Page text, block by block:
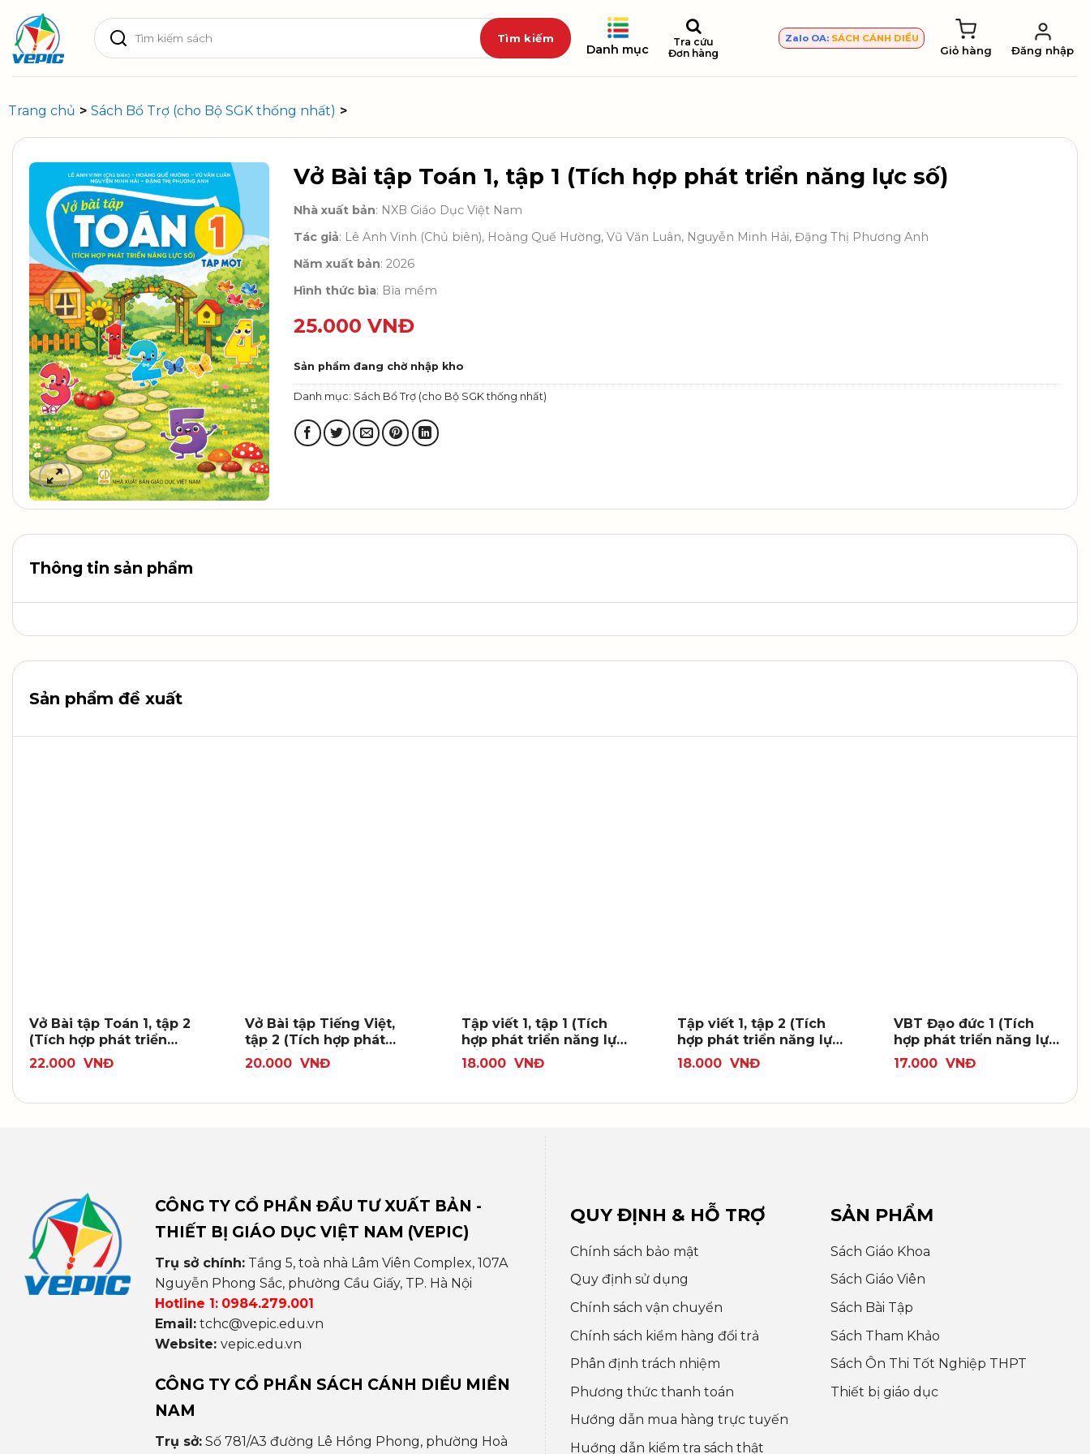
content
Tìm
kiếm:
Danh mục
Tra cứu
Đơn hàng
Zalo OA: SÁCH CÁNH DIỀU
Giỏ hàng Đăng nhập
Trang chủ > Sách Bổ Trợ (cho Bộ SGK thống nhất) >
Vở Bài tập Toán 1, tập 1 (Tích hợp phát triển năng lực số)
Nhà xuất bản: NXB Giáo Dục Việt Nam
Tác giả: Lê Anh Vinh (Chủ biên), Hoàng Quế Hường, Vũ Văn Luân, Nguyễn Minh Hải, Đặng Thị Phương Anh
Năm xuất bản: 2026
Hình thức bìa: Bìa mềm
25.000 VNĐ
Sản phẩm đang chờ nhập kho
Danh mục: Sách Bổ Trợ (cho Bộ SGK thống nhất)
Thông tin sản phẩm
Sản phẩm đề xuất
Vở Bài tập Toán 1, tập 2
(Tích hợp phát triển
năng lực số)
22.000 VNĐ
Vở Bài tập Tiếng Việt,
tập 2 (Tích hợp phát
triển năng lực số)
20.000 VNĐ
Tập viết 1, tập 1 (Tích
hợp phát triển năng lực
số)
18.000 VNĐ
Tập viết 1, tập 2 (Tích
hợp phát triển năng lực
số)
18.000 VNĐ
VBT Đạo đức 1 (Tích
hợp phát triển năng lực
số)
17.000 VNĐ
CÔNG TY CỔ PHẦN ĐẦU TƯ XUẤT BẢN -
THIẾT BỊ GIÁO DỤC VIỆT NAM (VEPIC)
Trụ sở chính:Tầng 5, toà nhà Lâm Viên Complex, 107A
Nguyễn Phong Sắc, phường Cầu Giấy, TP. Hà Nội
Hotline 1: 0984.279.001
Email: tchc@vepic.edu.vn
Website: vepic.edu.vn
CÔNG TY CỔ PHẦN SÁCH CÁNH DIỀU MIỀN
NAM
Trụ sở:Số 781/A3 đường Lê Hồng Phong, phường Hoà
QUY ĐỊNH & HỖ TRỢ
Chính sách bảo mật
Quy định sử dụng
Chính sách vận chuyển
Chính sách kiểm hàng đổi trả
Phân định trách nhiệm
Phương thức thanh toán
Hướng dẫn mua hàng trực tuyến
Huớng dẫn kiểm tra sách thật
SẢN PHẨM
Sách Giáo Khoa
Sách Giáo Viên
Sách Bài Tập
Sách Tham Khảo
Sách Ôn Thi Tốt Nghiệp THPT
Thiết bị giáo dục